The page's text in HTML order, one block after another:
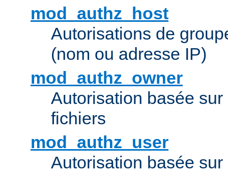
mod_authz_host
Autorisations de
(nom ou adresse IP)
mod_authz_owner
Autorisation basée
fichiers
mod_authz_user
Autorisation basée